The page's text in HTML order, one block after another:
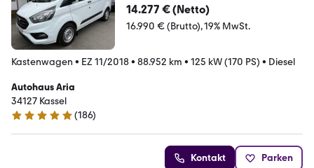
14.277 € (Netto)
16.990 € (Brutto) 19% MwSt.
Kastenwagen • EZ 11/2018• 88.952 km • 125 kW (170 PS) • Diesel
Autohaus Aria
34127 Kassel
4.9 Sterne
(186)
Kontakt Parken